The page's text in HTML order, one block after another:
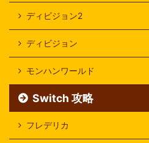
ディビジョン2
ディビジョン
モンハンワールド
Switch 攻略
フレデリカ